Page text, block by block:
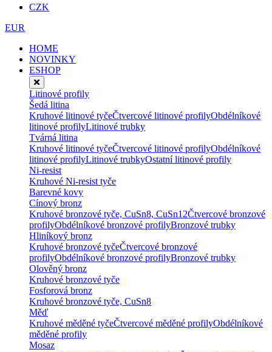
CZK
EUR
HOME
NOVINKY
ESHOP
Litinové profily
Šedá litina
Kruhové litinové tyčeČtvercové litinové profilyObdélníkové
litinové profilyLitinové trubky
Tvárná litina
Kruhové litinové tyčeČtvercové litinové profilyObdélníkové
litinové profilyLitinové trubkyOstatní litinové profily
Ni-resist
Kruhové Ni-resist tyče
Barevné kovy
Cínový bronz
Kruhové bronzové tyče, CuSn8, CuSn12Čtvercové bronzové
profilyObdélníkové bronzové profilyBronzové trubky
Hliníkový bronz
Kruhové bronzové tyčeČtvercové bronzové
profilyObdélníkové bronzové profilyBronzové trubky
Olověný bronz
Kruhové bronzové tyče
Fosforová bronz
Kruhové bronzové tyče, CuSn8
Měď
Kruhové měděné tyčeČtvercové měděné profilyObdélníkové
měděné profily
Mosaz